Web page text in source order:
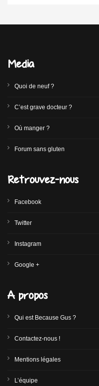
Media
Quoi de neuf ?
C’est grave docteur ?
Où manger ?
Forum sans gluten
Retrouvez-nous
Facebook
Twitter
Instagram
Google +
A propos
Qui est Because Gus ?
Contactez-nous !
Mentions légales
L’équipe